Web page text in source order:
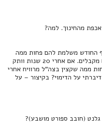
מהחינוך. למה?
החודש משלמת להם פחות ממה
שהבייביסיטר ששומרת על הילדים שלהם מקבלים. אם אחרי 20 שנות וותק
שזה פחות ממה שקצין בצה”ל מרוויח אחרי
על הדימוי? בקיצור – על
(חובב ספורט מושבע)?